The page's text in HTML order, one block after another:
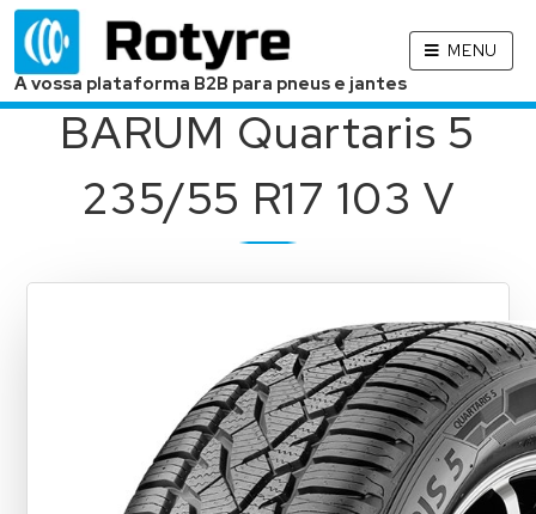
A vossa plataforma B2B para pneus e jantes
MENU
BARUM Quartaris 5
235/55 R17 103 V